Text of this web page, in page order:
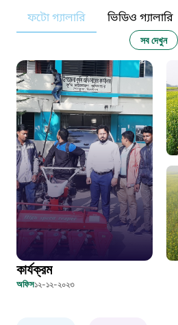
নারী ও শিশু নির্যাতন প্রতিরোধ
১০৬
দুদক
১০২
দুর্যোগের আগাম বার্তা
১৬১২২
স্মার্ট ভূমি সেবা
১০৯৮
ফটো গ্যালারি ভিডিও গ্যালারি
সব দেখুন
কার্যক্রম
অফিস১২-১২-২০২৩